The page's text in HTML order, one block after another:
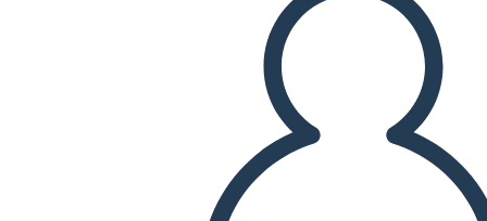
स्लाइड शो चलाएं
मुझे पढ़कर सुनाओ